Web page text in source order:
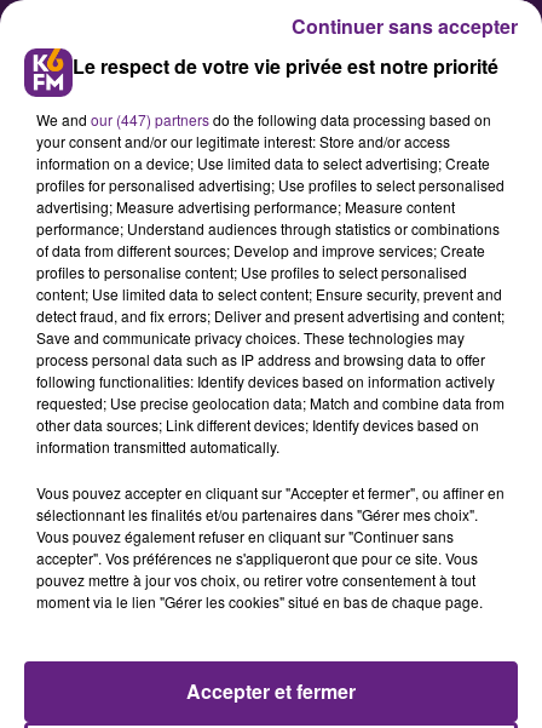
Axel Bauer à Dijon ce vendredi
soir !
C’est le grand jour, Axel Bauer sera
ce vendredi soir en concert gratuit
dans les jardins du département à
Dijon. Un concert qui débutera avec
Publié : 29 juin 2018 à 1h00 par Fabrice Aubry
Le respect de votre vie privée est notre priorité
We and our (447) partnersdo the following data processing based on
your consent and/or our legitimate interest: Store and/or access
information on a device; Use limited data to select advertising; Create
profiles for personalised advertising; Use profiles to select personalised
advertising; Measure advertising performance; Measure content
performance; Understand audiences through statistics or combinations
of data from different sources; Develop and improve services; Create
profiles to personalise content; Use profiles to select personalised
content; Use limited data to select content; Ensure security, prevent and
detect fraud, and fix errors; Deliver and present advertising and content;
Save and communicate privacy choices. These technologies may
process personal data such as IP address and browsing data to offer
following functionalities: Identify devices based on information actively
requested; Use precise geolocation data; Match and combine data from
other data sources; Link different devices; Identify devices based on
information transmitted automatically.
Vous pouvez accepter en cliquant sur "Accepter et fermer", ou affiner en
sélectionnant les finalités et/ou partenaires dans "Gérer mes choix".
Vous pouvez également refuser en cliquant sur "Continuer sans
accepter". Vos préférences ne s'appliqueront que pour ce site. Vous
pouvez mettre à jour vos choix, ou retirer votre consentement à tout
moment via le lien "Gérer les cookies" situé en bas de chaque page.
Accepter et fermer
Continuer sans accepter